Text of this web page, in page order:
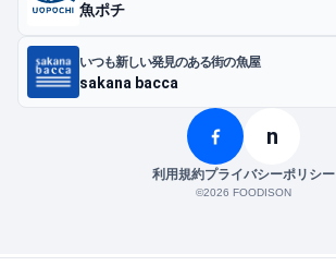
魚ポチ
いつも新しい発見のある街の魚屋
sakana bacca
n
利用規約プライバシーポリシー
©︎2026 FOODISON